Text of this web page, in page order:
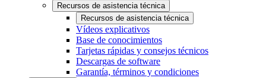
Recursos de asistencia técnica
Recursos de asistencia técnica
Vídeos explicativos
Base de conocimientos
Tarjetas rápidas y consejos técnicos
Descargas de software
Garantía, términos y condiciones